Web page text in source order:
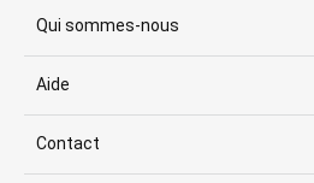
Qui sommes-nous
Aide
Contact